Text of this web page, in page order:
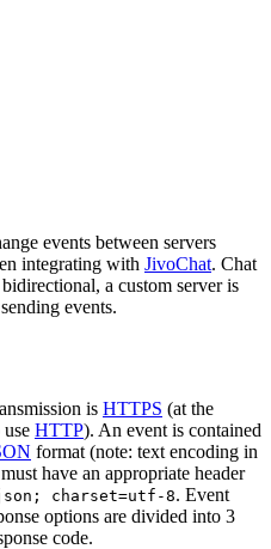
events between servers
integrating with JivoChat. Chat
a custom server is
events.
is HTTPS (at the
HTTP). An event is contained
format (note: text encoding in
have an appropriate header
charset=utf-8. Event
options are divided into 3
code.